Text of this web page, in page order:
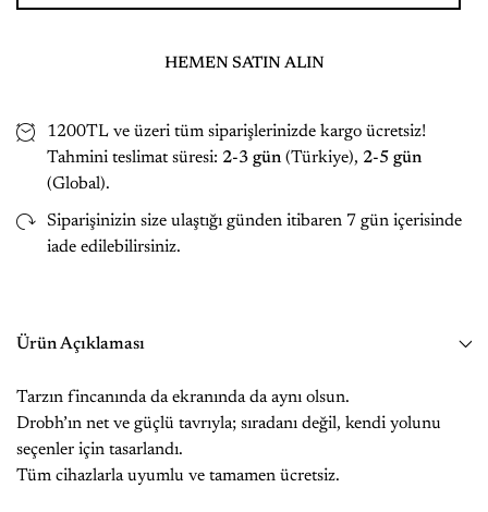
HEMEN SATIN ALIN
1200TL ve üzeri tüm siparişlerinizde kargo ücretsiz!
Tahmini teslimat süresi: 2-3 gün (Türkiye), 2-5 gün
(Global).
Siparişinizin size ulaştığı günden itibaren 7 gün içerisinde
iade edilebilirsiniz.
Ürün Açıklaması
Tarzın fincanında da ekranında da aynı olsun.
Drobh’ın net ve güçlü tavrıyla; sıradanı değil, kendi yolunu
seçenler için tasarlandı.
Tüm cihazlarla uyumlu ve tamamen ücretsiz.